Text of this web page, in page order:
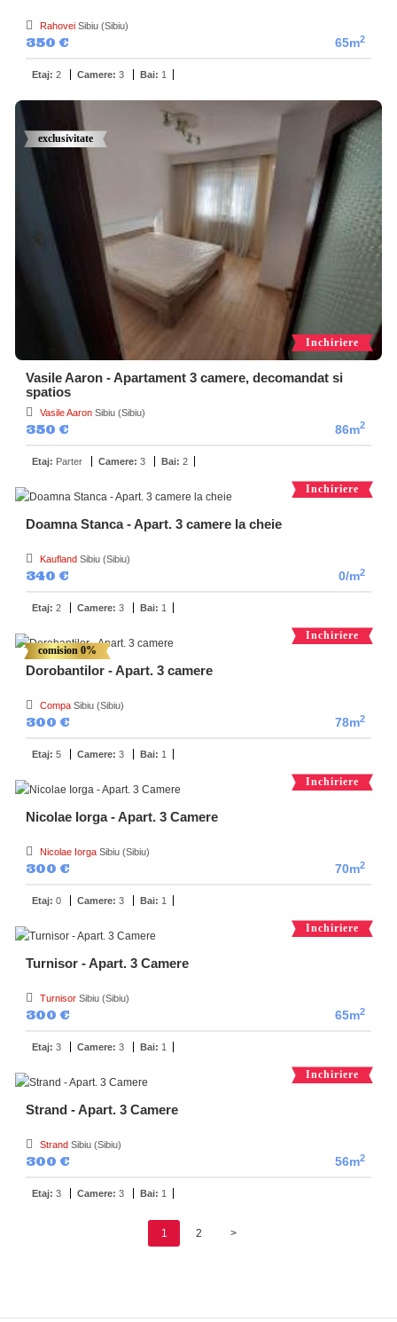
Rahovei Sibiu (Sibiu)
350 € 65m2
Etaj: 2 Camere: 3 Bai: 1
Inchiriere
exclusivitate
Vasile Aaron - Apartament 3 camere, decomandat si
spatios
Vasile Aaron Sibiu (Sibiu)
350 € 86m2
Etaj: Parter Camere: 3 Bai: 2
Inchiriere
Doamna Stanca - Apart. 3 camere la cheie
Kaufland Sibiu (Sibiu)
340 € 0/m2
Etaj: 2 Camere: 3 Bai: 1
Inchiriere
comision 0%
Dorobantilor - Apart. 3 camere
Compa Sibiu (Sibiu)
300 € 78m2
Etaj: 5 Camere: 3 Bai: 1
Inchiriere
Nicolae Iorga - Apart. 3 Camere
Nicolae Iorga Sibiu (Sibiu)
300 € 70m2
Etaj: 0 Camere: 3 Bai: 1
Inchiriere
Turnisor - Apart. 3 Camere
Turnisor Sibiu (Sibiu)
300 € 65m2
Etaj: 3 Camere: 3 Bai: 1
Inchiriere
Strand - Apart. 3 Camere
Strand Sibiu (Sibiu)
300 € 56m2
Etaj: 3 Camere: 3 Bai: 1
1 2 >